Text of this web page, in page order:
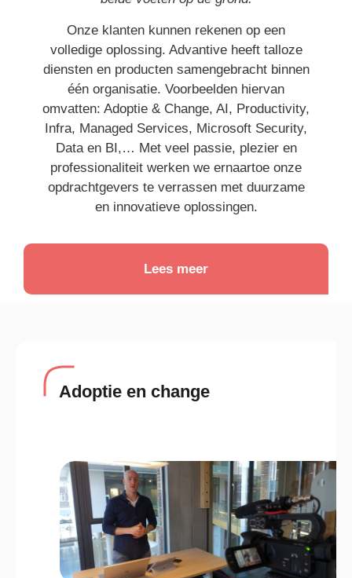
Onze klanten kunnen rekenen op een
volledige oplossing. Advantive heeft talloze
diensten en producten samengebracht binnen
één organisatie. Voorbeelden hiervan
omvatten: Adoptie & Change, AI, Productivity,
Infra, Managed Services, Microsoft Security,
Data en BI,… Met veel passie, plezier en
professionaliteit werken we ernaartoe onze
opdrachtgevers te verrassen met duurzame
en innovatieve oplossingen.
Lees meer
Adoptie en change